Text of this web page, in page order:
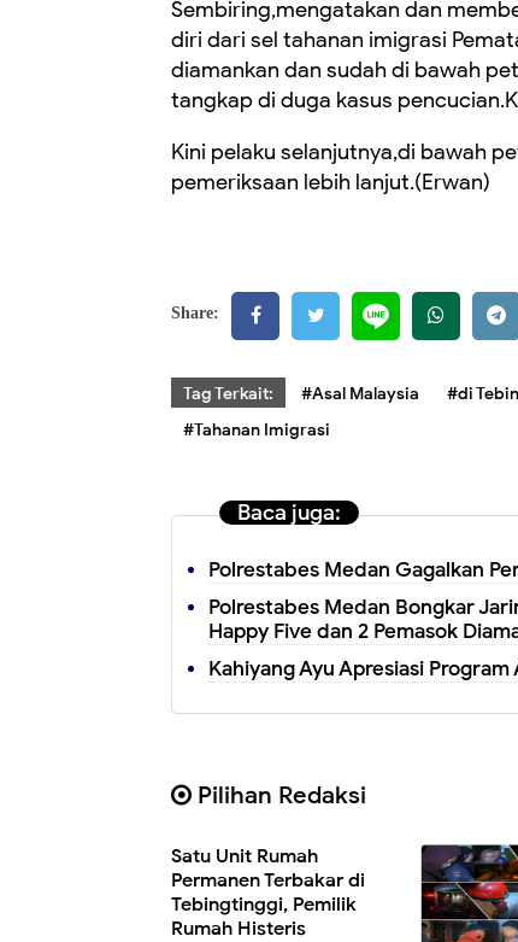
Sembiring,mengatakan dan
diri dari sel tahanan imigrasi
diamankan dan sudah di bawah
tangkap di duga kasus
Kini pelaku selanjutnya,di bawah
pemeriksaan lebih lanjut.(Erwan)
Share:
Tag Terkait: #Asal Malaysia #di
#Tahanan Imigrasi
Baca juga:
Polrestabes Medan Gagalkan
Polrestabes Medan Bongkar
Happy Five dan 2 Pemasok
Kahiyang Ayu Apresiasi
Pilihan Redaksi
Satu Unit Rumah
Permanen Terbakar di
Tebingtinggi, Pemilik
Rumah Histeris